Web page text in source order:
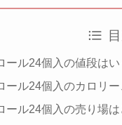
ール24個入の値段はい
ール24個入のカロリ
ール24個入の売り場は